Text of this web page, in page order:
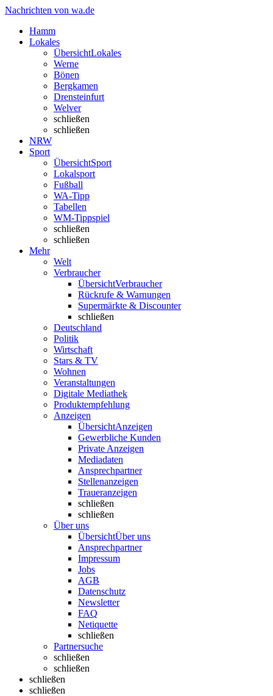
Nachrichten von wa.de
Hamm
Lokales
ÜbersichtLokales
Werne
Bönen
Bergkamen
Drensteinfurt
Welver
schließen
schließen
NRW
Sport
ÜbersichtSport
Lokalsport
Fußball
WA-Tipp
Tabellen
WM-Tippspiel
schließen
schließen
Mehr
Welt
Verbraucher
ÜbersichtVerbraucher
Rückrufe & Warnungen
Supermärkte & Discounter
schließen
Deutschland
Politik
Wirtschaft
Stars & TV
Wohnen
Veranstaltungen
Digitale Mediathek
Produktempfehlung
Anzeigen
ÜbersichtAnzeigen
Gewerbliche Kunden
Private Anzeigen
Mediadaten
Ansprechpartner
Stellenanzeigen
Traueranzeigen
schließen
schließen
Über uns
ÜbersichtÜber uns
Ansprechpartner
Impressum
Jobs
AGB
Datenschutz
Newsletter
FAQ
Netiquette
schließen
Partnersuche
schließen
schließen
schließen
schließen